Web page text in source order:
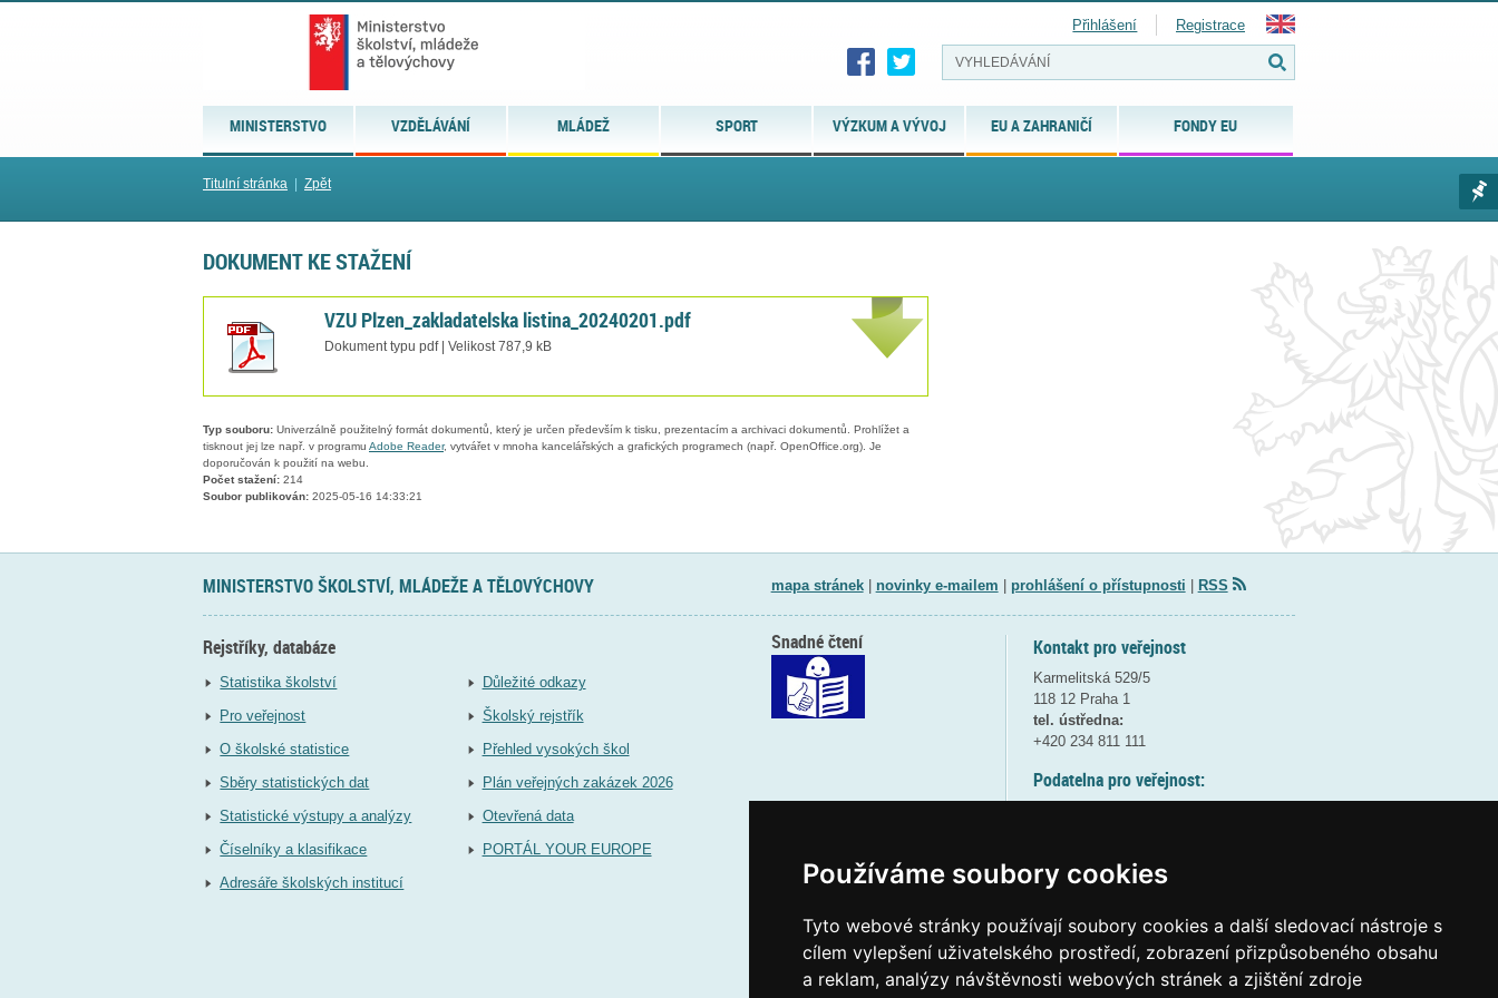
Používáme soubory cookies
Tyto webové stránky používají soubory cookies a další sledovací nástroje s
cílem vylepšení uživatelského prostředí, zobrazení přizpůsobeného obsahu
a reklam, analýzy návštěvnosti webových stránek a zjištění zdroje
MINISTERSTVO VZDĚLÁVÁNÍ MLÁDEŽ SPORT VÝZKUM A VÝVOJ EU A ZAHRANIČÍ FONDY EU
Přihlášení Registrace
Titulní stránka Zpět
DOKUMENT KE STAŽENÍ
VZU Plzen_zakladatelska listina_20240201.pdf
Dokument typu pdf | Velikost 787,9 kB
Typ souboru: Univerzálně použitelný formát dokumentů, který je určen především k tisku, prezentacím a archivaci dokumentů. Prohlížet a
tisknout jej lze např. v programu Adobe Reader, vytvářet v mnoha kancelářských a grafických programech (např. OpenOffice.org). Je
doporučován k použití na webu.
Počet stažení: 214
Soubor publikován: 2025-05-16 14:33:21
MINISTERSTVO ŠKOLSTVÍ, MLÁDEŽE A TĚLOVÝCHOVY mapa stránek| novinky e-mailem prohlášení o přístupnosti RSS
Rejstříky, databáze
Statistika školství
Pro veřejnost
O školské statistice
Sběry statistických dat
Statistické výstupy a analýzy
Číselníky a klasifikace
Adresáře školských institucí
Důležité odkazy
Školský rejstřík
Přehled vysokých škol
Plán veřejných zakázek 2026
Otevřená data
PORTÁL YOUR EUROPE
Kontakt pro veřejnost
Karmelitská 529/5
118 12 Praha 1
tel. ústředna:
+420 234 811 111
Podatelna pro veřejnost:
(více informací
Elektronická podatelna:
posta@msmtgov cz
Snadné čtení